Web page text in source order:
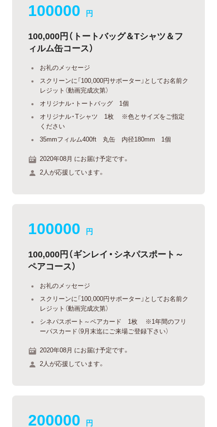
100000 円
100,000円（トートバッグ＆Tシャツ＆フ
ィルム缶コース）
お礼のメッセージ
スクリーンに「100,000円サポーター」としてお名前ク
レジット（動画完成次第）
オリジナル・トートバッグ 1個
オリジナル・Tシャツ 1枚 ※色とサイズをご指定
ください
35mmフィルム400ft 丸缶 内径180mm 1個
2020年08月 にお届け予定です。
2人が応援しています。
100000 円
100,000円（ギンレイ・シネパスポート～
ペアコース）
お礼のメッセージ
スクリーンに「100,000円サポーター」としてお名前ク
レジット（動画完成次第）
シネパスポート～ペアカード 1枚 ※1年間のフリ
ーパスカード（9月末迄にご来場ご登録下さい）
2020年08月 にお届け予定です。
2人が応援しています。
200000 円